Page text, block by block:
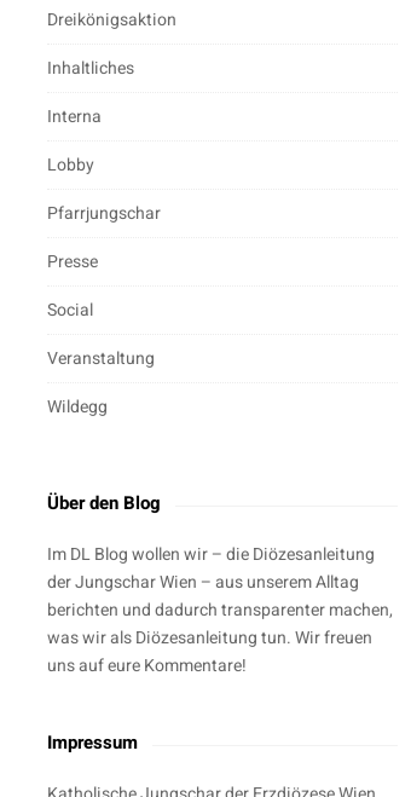
Dreikönigsaktion
Inhaltliches
Interna
Lobby
Pfarrjungschar
Presse
Social
Veranstaltung
Wildegg
Über den Blog
Im DL Blog wollen wir – die Diözesanleitung
der Jungschar Wien – aus unserem Alltag
berichten und dadurch transparenter machen,
was wir als Diözesanleitung tun. Wir freuen
uns auf eure Kommentare!
Impressum